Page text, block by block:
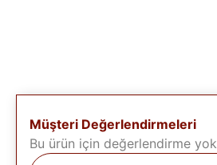
Müşteri Değerlendirmeleri
Bu ürün için değerlendirme yok